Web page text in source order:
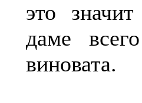
это
даме
виновата.